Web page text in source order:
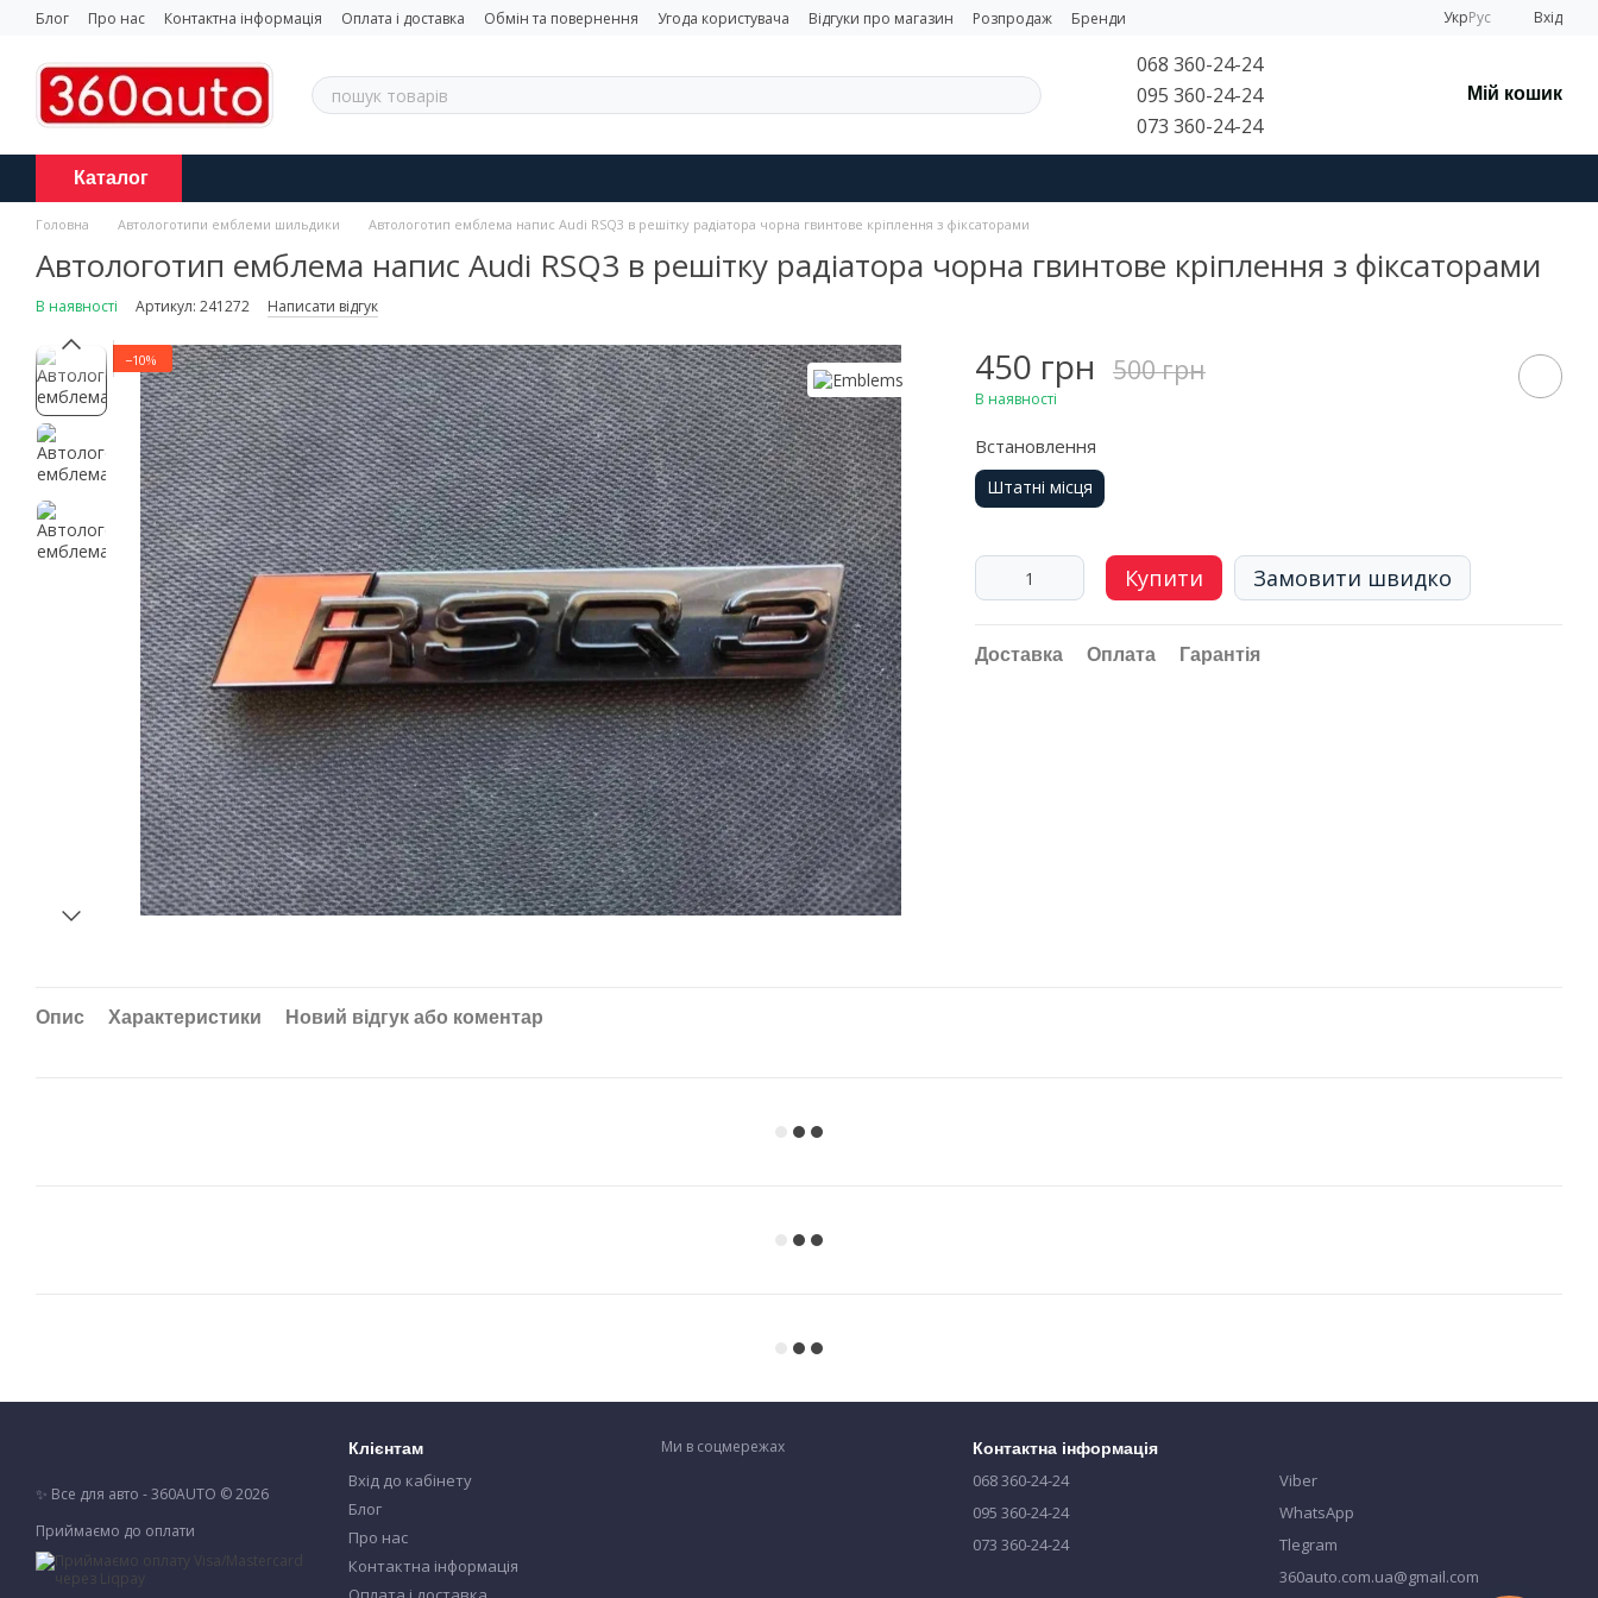
Перейти до основного контенту
Блог Про нас Контактна інформація Оплата і доставка Обмін та повернення Угода користувача Відгуки про магазин Розпродаж Бренди УкрРус Вхід
068 360-24-24
095 360-24-24
073 360-24-24
Мій кошик
Каталог
Головна Автологотипи емблеми шильдики Автологотип емблема напис Audi RSQ3 в решітку радіатора чорна гвинтове кріплення з фіксаторами
Автологотип емблема напис Audi RSQ3 в решітку радіатора чорна гвинтове кріплення з фіксаторами
В наявності Артикул: 241272 Написати відгук
−10% 450 грн 500 грн
В наявності
Встановлення
Штатні місця
Купити Замовити швидко
Доставка Оплата Гарантія
Опис Характеристики Новий відгук або коментар
✨ Все для авто - 360AUTO © 2026
Приймаємо до оплати
Клієнтам
Вхід до кабінету
Блог
Про нас
Контактна інформація
Ми в соцмережах Контактна інформація
068 360-24-24
095 360-24-24
073 360-24-24
Viber
WhatsApp
Tlegram
360auto.com.ua@gmail.com